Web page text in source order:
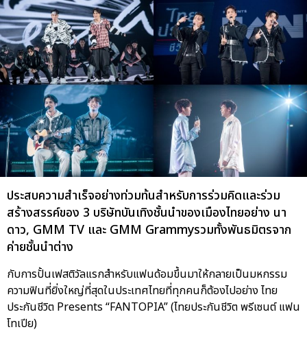
ประสบความสำเร็จอย่างท่วมท้นสำหรับการร่วมคิดและร่วม
สร้างสรรค์ของ 3 บริษัทบันเทิงชั้นนำของเมืองไทยอย่าง นา
ดาว, GMM TV และ GMM Grammyรวมทั้งพันธมิตรจาก
ค่ายชั้นนำต่าง
กับการปั้นเฟสติวัลแรกสำหรับแฟนด้อมขึ้นมาให้กลายเป็นมหกรรม
ความฟินที่ยิ่งใหญ่ที่สุดในประเทศไทยที่ทุกคนก็ต้องไปอย่าง ไทย
ประกันชีวิต Presents “FANTOPIA” (ไทยประกันชีวิต พรีเซนต์ แฟน
โทเปีย)